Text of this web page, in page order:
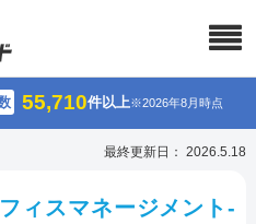
55,710件以上※2026年8月時点
最終更新日： 2026.5.18
ィスマネージメント-